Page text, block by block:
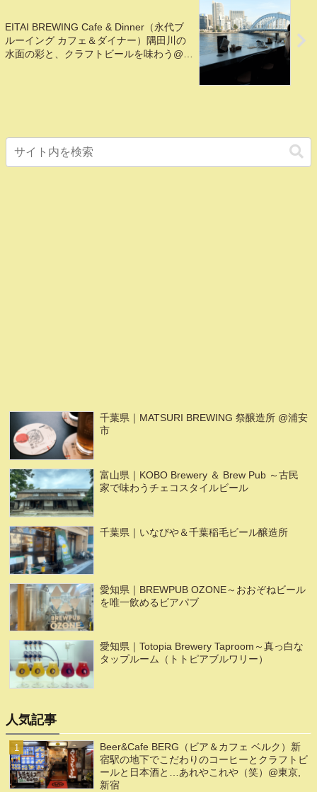
EITAI BREWING Cafe & Dinner（永代ブ
ルーイング カフェ＆ダイナー）隅田川の
水面の彩と、クラフトビールを味わう@東
千葉県｜MATSURI BREWING 祭醸造所 @浦安
市
富山県｜KOBO Brewery ＆ Brew Pub ～古民
家で味わうチェコスタイルビール
千葉県｜いなびや＆千葉稲毛ビール醸造所
愛知県｜BREWPUB OZONE～おおぞねビール
を唯一飲めるビアパブ
愛知県｜Totopia Brewery Taproom～真っ白な
タップルーム（トトピアブルワリー）
人気記事
Beer&Cafe BERG（ビア＆カフェ ベルク）新
宿駅の地下でこだわりのコーヒーとクラフトビ
ールと日本酒と…あれやこれや（笑）@東京,
新宿